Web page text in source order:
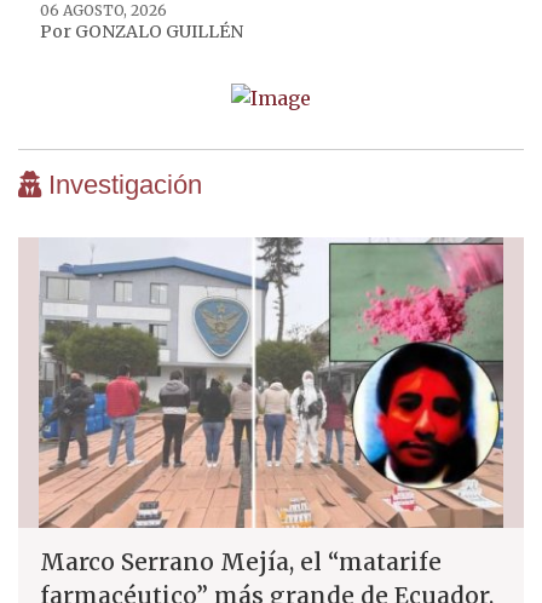
06 AGOSTO, 2026
Por GONZALO GUILLÉN
Investigación
Marco Serrano Mejía, el “matarife
farmacéutico” más grande de Ecuador,